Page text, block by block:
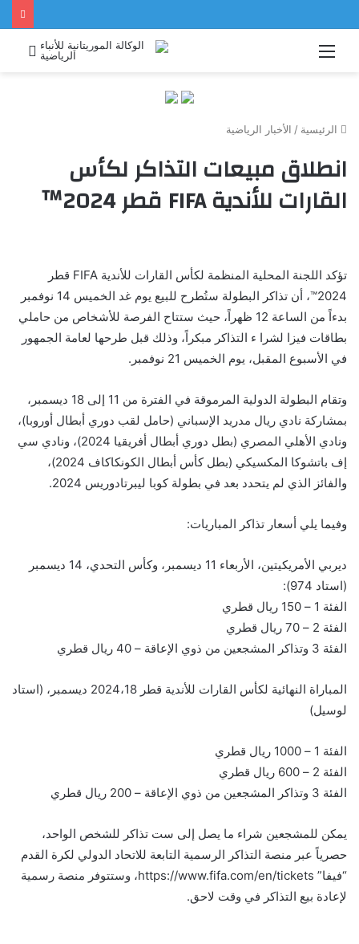
القائمة
الرئيسية / الأخبار الرياضية
انطلاق مبيعات التذاكر لكأس
القارات للأندية FIFA قطر 2024™
تؤكد اللجنة المحلية المنظمة لكأس القارات للأندية FIFA قطر
2024™، أن تذاكر البطولة ستُطرح للبيع يوم غد الخميس 14 نوفمبر
بدءاً من الساعة 12 ظهراً، حيث ستتاح الفرصة للأشخاص من حاملي
بطاقات فيزا لشرا ء التذاكر مبكراً، وذلك قبل طرحها لعامة الجمهور
في الأسبوع المقبل، يوم الخميس 21 نوفمبر.
وتقام البطولة الدولية المرموقة في الفترة من 11 إلى 18 ديسمبر،
بمشاركة نادي ريال مدريد الإسباني (حامل لقب دوري أبطال أوروبا)،
ونادي الأهلي المصري (بطل دوري أبطال أفريقيا 2024)، ونادي سي
إف باتشوكا المكسيكي (بطل كأس أبطال الكونكاكاف 2024)،
والفائز الذي لم يتحدد بعد في بطولة كوبا ليبرتادوريس 2024.
وفيما يلي أسعار تذاكر المباريات:
ديربي الأمريكيتين، الأربعاء 11 ديسمبر، وكأس التحدي، 14 ديسمبر
(استاد 974):
الفئة 1 – 150 ريال قطري
الفئة 2 – 70 ريال قطري
الفئة 3 وتذاكر المشجعين من ذوي الإعاقة – 40 ريال قطري
المباراة النهائية لكأس القارات للأندية قطر 2024،18 ديسمبر، (استاد
لوسيل)
الفئة 1 – 1000 ريال قطري
الفئة 2 – 600 ريال قطري
الفئة 3 وتذاكر المشجعين من ذوي الإعاقة – 200 ريال قطري
يمكن للمشجعين شراء ما يصل إلى ست تذاكر للشخص الواحد،
حصرياً عبر منصة التذاكر الرسمية التابعة للاتحاد الدولي لكرة القدم
“فيفا” https://www.fifa.com/en/tickets، وستتوفر منصة رسمية
لإعادة بيع التذاكر في وقت لاحق.